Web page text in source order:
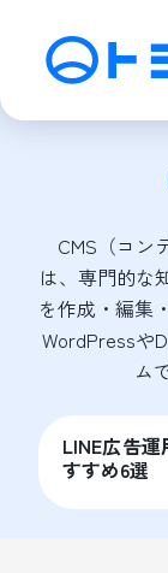
CMS（コン
は、専門的な
を作成・編集
WordPressや
ム
LINE広告
すすめ6選